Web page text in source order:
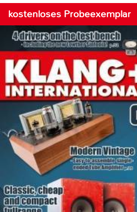
kostenloses Probeexemplar